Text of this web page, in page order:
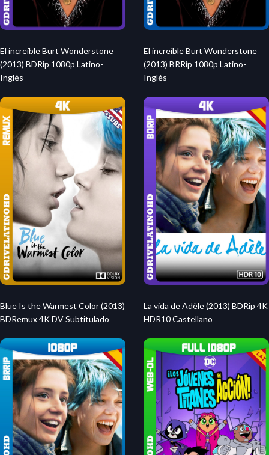
El increíble Burt Wonderstone
(2013) BDRip 1080p Latino-
Inglés
El increíble Burt Wonderstone
(2013) BRRip 1080p Latino-
Inglés
Blue Is the Warmest Color (2013)
BDRemux 4K DV Subtitulado
La vida de Adèle (2013) BDRip 4K
HDR10 Castellano